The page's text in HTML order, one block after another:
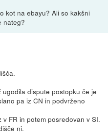
kot na ebayu? Ali so kakšni
nateg?
dispute postopku če je
pa iz CN in podvrženo
FR in potem posredovan v SI.
ni.